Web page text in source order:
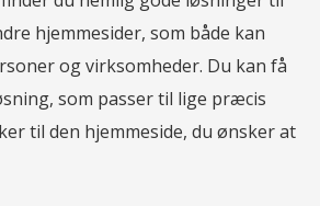
hjemmesider, som både kan
og virksomheder. Du kan få
som passer til lige præcis
til den hjemmeside, du ønsker at